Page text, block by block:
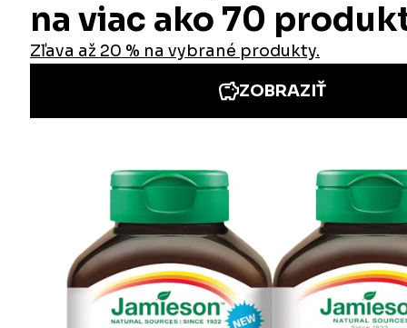
Iné stránky Jamieson
Prihlásenie do newslettra
Zadaním emailovej adresy a odoslaním formulára udeľujete svoj súhlas so